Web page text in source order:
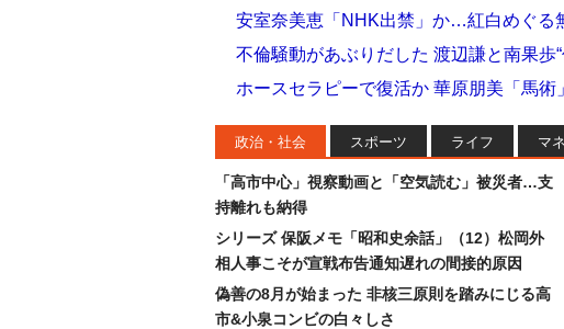
安室奈美恵「NHK出禁」か…紅白めぐる
不倫騒動があぶりだした 渡辺謙と南果歩
ホースセラピーで復活か 華原朋美「馬術
政治・社会 スポーツ ライフ マ
「高市中心」視察動画と「空気読む」被災者…支
持離れも納得
シリーズ 保阪メモ「昭和史余話」（12）松岡外
相人事こそが宣戦布告通知遅れの間接的原因
偽善の8月が始まった 非核三原則を踏みにじる高
市&小泉コンビの白々しさ